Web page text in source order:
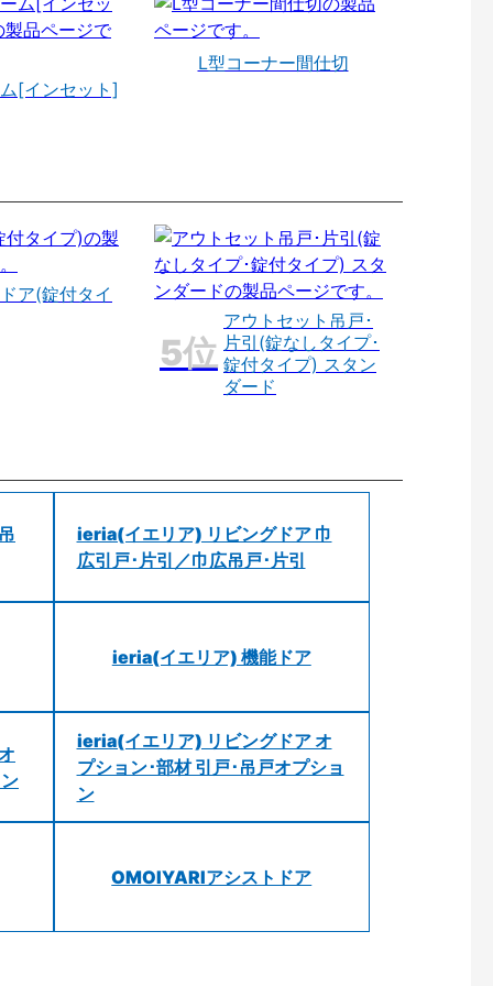
[インセット]
L型コーナー間仕切
ア(錠付タイ
アウトセット吊戸･
片引(錠なしタイプ･
錠付タイプ) スタン
ダード
ieria(イエリア) リビングドア 巾
広引戸･片引／巾広吊戸･片引
ieria(イエリア) 機能ドア
ieria(イエリア) リビングドア オ
プション･部材 引戸･吊戸オプショ
ン
OMOIYARIアシストドア